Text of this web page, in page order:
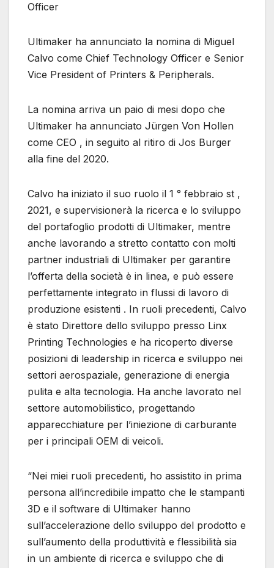
Officer
Ultimaker ha annunciato la nomina di Miguel
Calvo come Chief Technology Officer e Senior
Vice President of Printers & Peripherals.
La nomina arriva un paio di mesi dopo che
Ultimaker ha annunciato Jürgen Von Hollen
come CEO , in seguito al ritiro di Jos Burger
alla fine del 2020.
Calvo ha iniziato il suo ruolo il 1 ° febbraio st ,
2021, e supervisionerà la ricerca e lo sviluppo
del portafoglio prodotti di Ultimaker, mentre
anche lavorando a stretto contatto con molti
partner industriali di Ultimaker per garantire
l’offerta della società è in linea, e può essere
perfettamente integrato in flussi di lavoro di
produzione esistenti . In ruoli precedenti, Calvo
è stato Direttore dello sviluppo presso Linx
Printing Technologies e ha ricoperto diverse
posizioni di leadership in ricerca e sviluppo nei
settori aerospaziale, generazione di energia
pulita e alta tecnologia. Ha anche lavorato nel
settore automobilistico, progettando
apparecchiature per l’iniezione di carburante
per i principali OEM di veicoli.
“Nei miei ruoli precedenti, ho assistito in prima
persona all’incredibile impatto che le stampanti
3D e il software di Ultimaker hanno
sull’accelerazione dello sviluppo del prodotto e
sull’aumento della produttività e flessibilità sia
in un ambiente di ricerca e sviluppo che di